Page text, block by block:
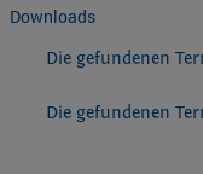
Downloads
Die gefundenen
Die gefundenen